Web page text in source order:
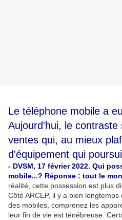
Le téléphone mobile a
Aujourd'hui, le
ventes qui, au mieux
d'équipement qui
- DVSM, 17 février 2022. Qui
mobile...? Réponse : tout le
réalité, cette possession est plus
Côté ARCEP, il y a bien
des mobiles, comprenez les
leur fin de vie est ténébreuse.